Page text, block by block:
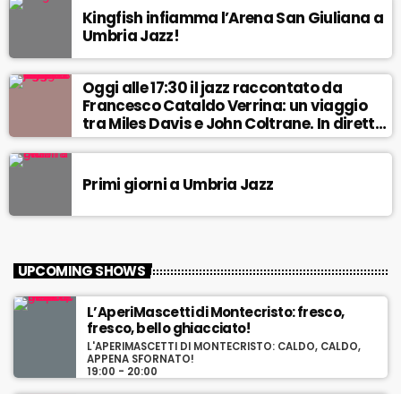
Kingfish infiamma l’Arena San Giuliana a
Umbria Jazz!
Oggi alle 17:30 il jazz raccontato da
Francesco Cataldo Verrina: un viaggio
tra Miles Davis e John Coltrane. In diretta
da Egea.
Primi giorni a Umbria Jazz
UPCOMING SHOWS
L’AperiMascetti di Montecristo: fresco,
fresco, bello ghiacciato!
L'APERIMASCETTI DI MONTECRISTO: CALDO, CALDO,
APPENA SFORNATO!
19:00 - 20:00